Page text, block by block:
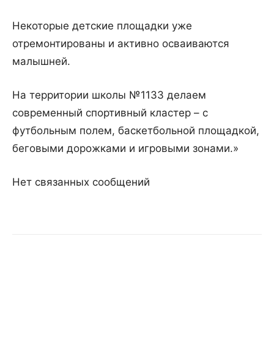
Некоторые детские площадки уже
отремонтированы и активно осваиваются
малышней.
На территории школы №1133 делаем
современный спортивный кластер – с
футбольным полем, баскетбольной площадкой,
беговыми дорожками и игровыми зонами.»
Нет связанных сообщений